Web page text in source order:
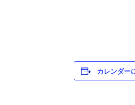
カレンダー